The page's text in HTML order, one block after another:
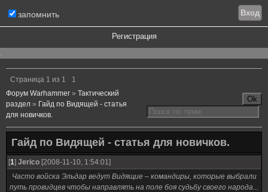
запомнить
Регистрация
.
Страница 1 из 1
1
Форум Warhammer » Тактический
раздел » Гайд по Видящей - статья
для новичков.
Гайд по Видящей - статья для новичков.
[1] Jerico [2008-11-10, 1:54:01]
Часто войска Эльдар ведут Видящие – командиры, которые выбрали
путь провидцев чтобы направлять на поле боя судьбу своего народа...